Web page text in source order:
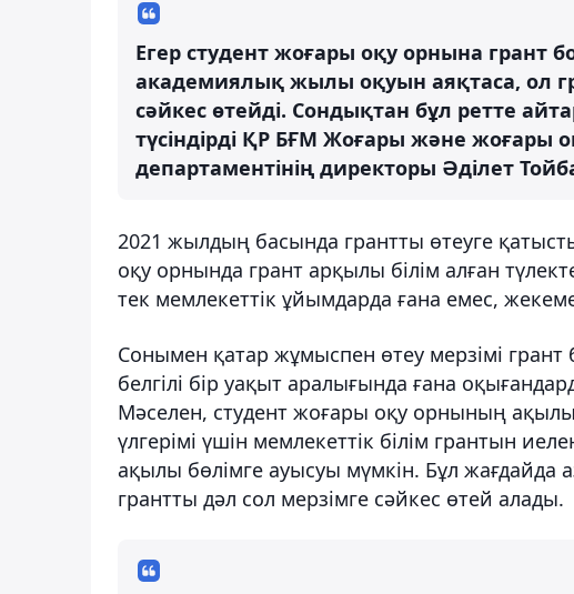
Егер студент жоғары оқу орнына грант
академиялық жылы оқуын аяқтаса, ол
сәйкес өтейді. Сондықтан бұл ретте
түсіндірді ҚР БҒМ Жоғары және жоғары
департаментінің директоры Әділет
2021 жылдың басында грантты өтеуге
оқу орнында грант арқылы білім алған
тек мемлекеттік ұйымдарда ғана емес,
Сонымен қатар жұмыспен өтеу мерзімі
белгілі бір уақыт аралығында ғана
Мәселен, студент жоғары оқу орнының ақылы
үлгерімі үшін мемлекеттік білім грантын
ақылы бөлімге ауысуы мүмкін. Бұл
грантты дәл сол мерзімге сәйкес өтей алады.